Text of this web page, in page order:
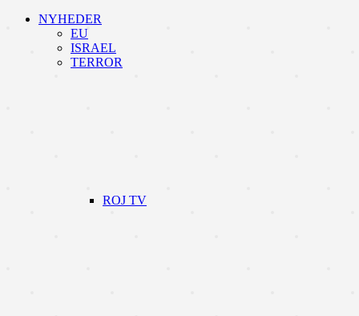
NYHEDER
EU
ISRAEL
TERROR
ROJ TV